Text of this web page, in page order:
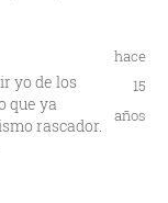
yo de los
que ya
rascador.
hace
15
años